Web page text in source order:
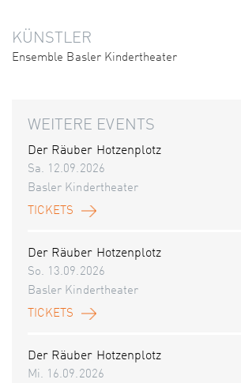
KÜNSTLER
Ensemble Basler Kindertheater
WEITERE EVENTS
Der Räuber Hotzenplotz
Sa. 12.09.2026
Basler Kindertheater
TICKETS
Der Räuber Hotzenplotz
So. 13.09.2026
Basler Kindertheater
TICKETS
Der Räuber Hotzenplotz
Mi. 16.09.2026